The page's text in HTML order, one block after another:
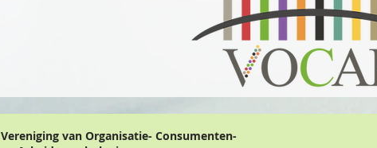
Vereniging van Organisatie- Consumenten-